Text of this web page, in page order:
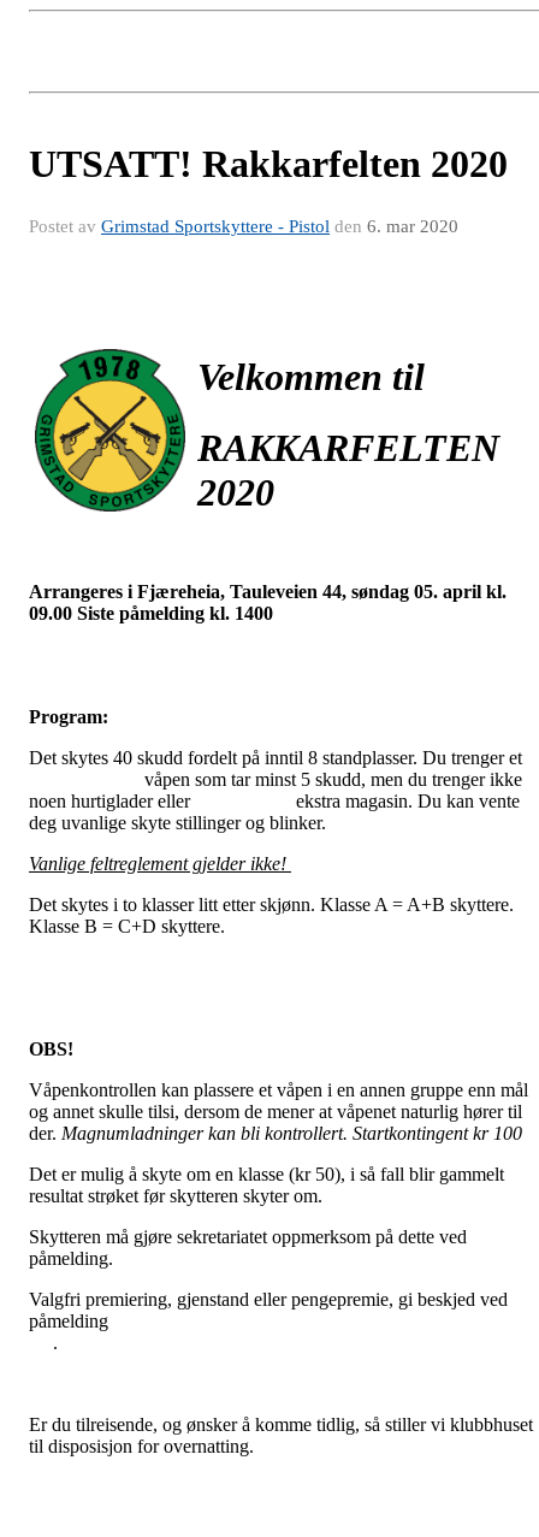
UTSATT! Rakkarfelten 2020
Postet av Grimstad Sportskyttere - Pistol den 6. mar 2020
Velkommen til
RAKKARFELTEN
2020
Arrangeres i Fjæreheia, Tauleveien 44, søndag 05. april kl.
09.00 Siste påmelding kl.
Program:
Det skytes 40 skudd fordelt på inntil 8 standplasser. Du trenger
våpen som tar minst 5 skudd, men du trenger ikke
noen hurtiglader eller ekstra magasin. Du kan vente
deg uvanlige skyte stillinger og blinker.
Vanlige feltreglement gjelder ikke!
Det skytes i to klasser litt etter skjønn. Klasse A = A+B skyttere.
Klasse B = C+D skyttere.
OBS!
Våpenkontrollen kan plassere et våpen i en annen gruppe enn mål
og annet skulle tilsi, dersom de mener at våpenet naturlig hører til
der. Magnumladninger kan bli kontrollert. Startkontingent kr 100
Det er mulig å skyte om en klasse (kr 50), i så fall blir gammelt
resultat strøket før skytteren skyter om.
Skytteren må gjøre sekretariatet oppmerksom på dette ved
påmelding.
Valgfri premiering, gjenstand eller pengepremie, gi beskjed ved
.
Er du tilreisende, og ønsker å komme tidlig, så stiller vi klubbhuset
til disposisjon for overnatting.